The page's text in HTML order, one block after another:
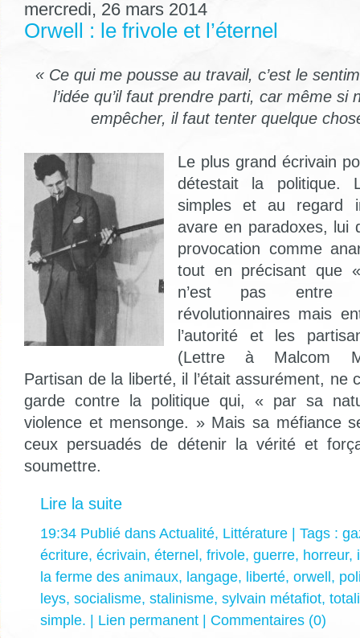
mercredi, 26 mars 2014
Orwell : le frivole et l’éternel
« Ce qui me pousse au travail, c’est le
l’idée qu’il faut prendre parti, car même si
empêcher, il faut tenter quelque
Le plus grand écrivain
détestait la politique.
simples et au regard
avare en paradoxes, lui
provocation comme
tout en précisant que
n’est pas entre
révolutionnaires mais
l’autorité et les
(Lettre à Malcom
Partisan de la liberté, il l’était assurément, ne
garde contre la politique qui, « par sa
violence et mensonge. » Mais sa méfiance
ceux persuadés de détenir la vérité et
soumettre.
Lire la suite
19:34 Publié dans Actualité, Littérature | Tags :
écriture, écrivain, éternel, frivole, guerre, horreur,
la ferme des animaux, langage, liberté, orwell,
leys, socialisme, stalinisme, sylvain métafiot,
simple. | Lien permanent | Commentaires (0)